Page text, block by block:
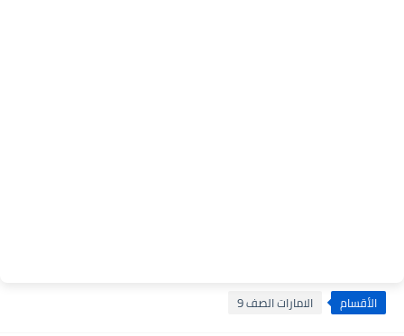
الأقسام الامارات الصف 9